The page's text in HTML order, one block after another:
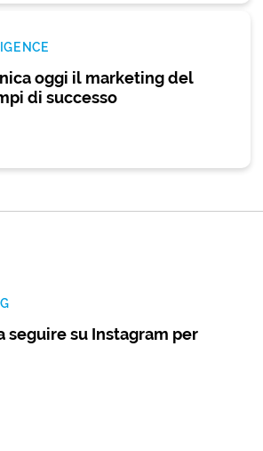
oggi il marketing del
di successo
seguire su Instagram per